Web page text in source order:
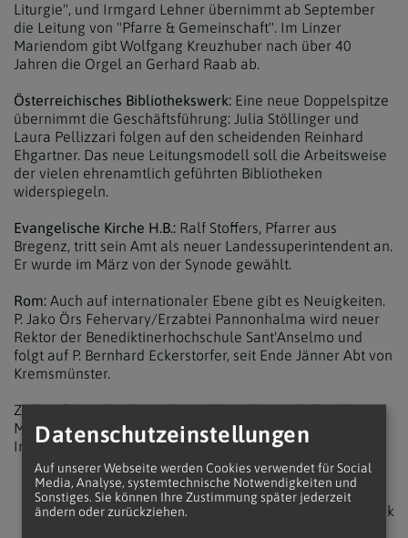
Liturgie", und Irmgard Lehner übernimmt ab September
die Leitung von "Pfarre & Gemeinschaft". Im Linzer
Mariendom gibt Wolfgang Kreuzhuber nach über 40
Jahren die Orgel an Gerhard Raab ab.
Österreichisches Bibliothekswerk: Eine neue Doppelspitze
übernimmt die Geschäftsführung: Julia Stöllinger und
Laura Pellizzari folgen auf den scheidenden Reinhard
Ehgartner. Das neue Leitungsmodell soll die Arbeitsweise
der vielen ehrenamtlich geführten Bibliotheken
widerspiegeln.
Evangelische Kirche H.B.: Ralf Stoffers, Pfarrer aus
Bregenz, tritt sein Amt als neuer Landessuperintendent an.
Er wurde im März von der Synode gewählt.
Rom: Auch auf internationaler Ebene gibt es Neuigkeiten.
P. Jako Örs Fehervary/Erzabtei Pannonhalma wird neuer
Rektor der Benediktinerhochschule Sant'Anselmo und
folgt auf P. Bernhard Eckerstorfer, seit Ende Jänner Abt von
Kremsmünster.
Zudem feiert das deutschsprachige Priesterkolleg Santa
Maria dell'Anima ein Jubiläum: Michael Max leitet das
Institut seit fünf Jahren als Rektor.
zurück
Datenschutzeinstellungen
Auf unserer Webseite werden Cookies verwendet für Social
Media, Analyse, systemtechnische Notwendigkeiten und
Sonstiges. Sie können Ihre Zustimmung später jederzeit
ändern oder zurückziehen.